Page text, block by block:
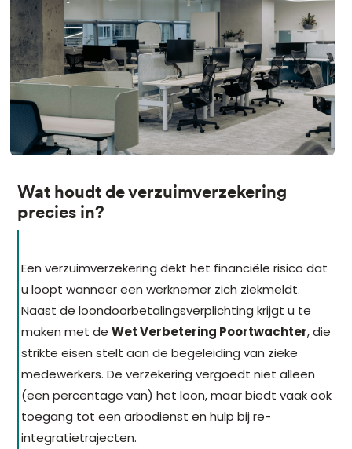
Wat houdt de verzuimverzekering
precies in?
Een verzuimverzekering dekt het financiële risico dat
u loopt wanneer een werknemer zich ziekmeldt.
Naast de loondoorbetalingsverplichting krijgt u te
maken met deWet Verbetering Poortwachter, die
strikte eisen stelt aan de begeleiding van zieke
medewerkers. De verzekering vergoedt niet alleen
(een percentage van) het loon, maar biedt vaak ook
toegang tot een arbodienst en hulp bij re-
integratietrajecten.